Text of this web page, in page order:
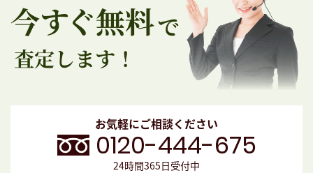
お気軽にご相談ください
0120-444-675
24時間365日受付中